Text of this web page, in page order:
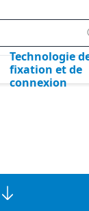
Technologie
fixation et de
connexion